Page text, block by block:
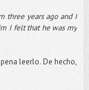
three years ago and I
I felt that he was my
leerlo. De hecho,